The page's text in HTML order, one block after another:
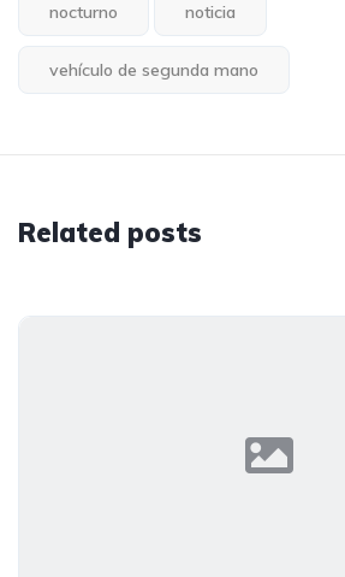
nocturno noticia
vehículo de segunda mano
Related posts